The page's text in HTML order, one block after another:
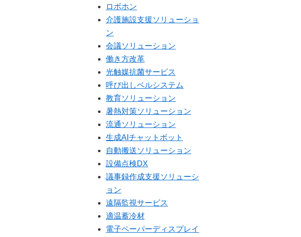
ロボホン
介護施設支援ソリューショ
ン
会議ソリューション
働き方改革
光触媒抗菌サービス
呼び出しベルシステム
教育ソリューション
暑熱対策ソリューション
流通ソリューション
生成AIチャットボット
自動搬送ソリューション
設備点検DX
議事録作成支援ソリューシ
ョン
遠隔監視サービス
適温蓄冷材
電子ペーパーディスプレイ